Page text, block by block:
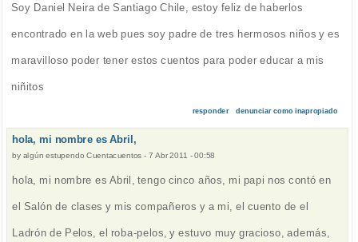
Soy Daniel Neira de Santiago Chile, estoy feliz de haberlos
encontrado en la web pues soy padre de tres hermosos niños y es
maravilloso poder tener estos cuentos para poder educar a mis
niñitos
responder denunciar como inapropiado
hola, mi nombre es Abril,
by algún estupendo Cuentacuentos - 7 Abr 2011 - 00:58
hola, mi nombre es Abril, tengo cinco años, mi papi nos contó en
el Salón de clases y mis compañeros y a mi, el cuento de el
Ladrón de Pelos, el roba-pelos, y estuvo muy gracioso, además,